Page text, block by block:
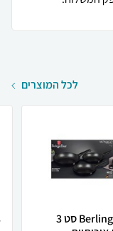
לכל המוצרים
BerlingerHaus סט 3